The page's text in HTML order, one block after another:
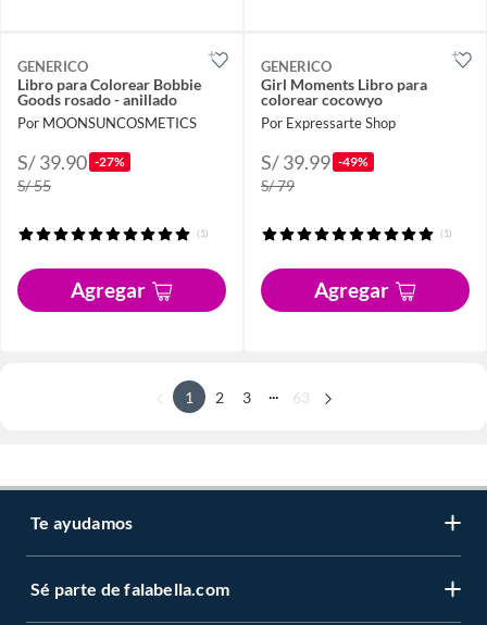
GENERICO
Libro para Colorear Bobbie
Goods rosado - anillado
Por MOONSUNCOSMETICS
S/ 39.90 -27%
S/ 55
(1)
Agregar
GENERICO
Girl Moments Libro para
colorear cocowyo
Por Expressarte Shop
S/ 39.99 -49%
S/ 79
(1)
Agregar
1 2 3 ... 63
Te ayudamos
Sé parte de falabella.com